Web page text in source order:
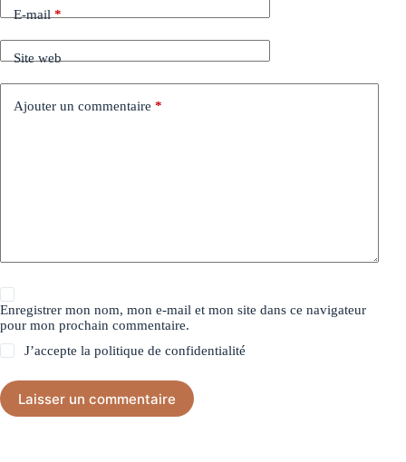
E-mail*
Site web
Ajouter un commentaire *
Enregistrer mon nom, mon e-mail et mon site dans ce navigateur
pour mon prochain commentaire.
J’accepte lapolitique de confidentialité
Laisser un commentaire